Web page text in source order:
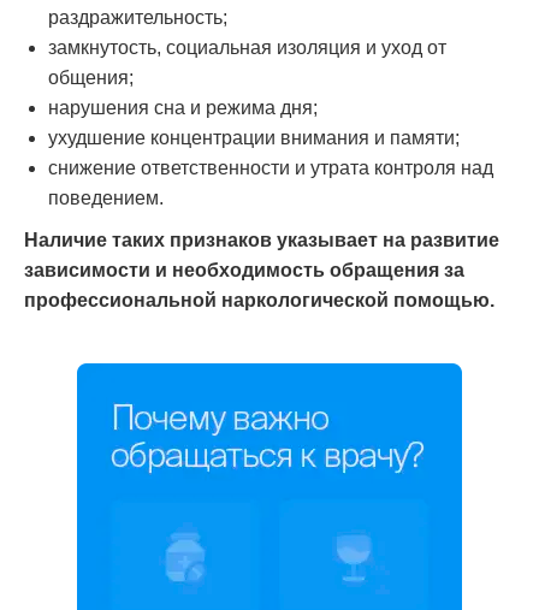
раздражительность;
замкнутость, социальная изоляция и уход от
общения;
нарушения сна и режима дня;
ухудшение концентрации внимания и памяти;
снижение ответственности и утрата контроля над
поведением.
Наличие таких признаков указывает на развитие
зависимости и необходимость обращения за
профессиональной наркологической помощью.